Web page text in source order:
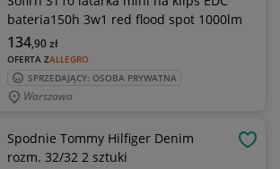
bateria150h 3w1 red flood spot 1000lm
OFERTA ZALLEGRO
134,90zł
SPRZEDAJĄCY: OSOBA PRYWATNA
Warszawa
Spodnie Tommy Hilfiger Denim
rozm. 32/32 2 sztuki